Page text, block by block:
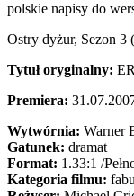
polskie napisy do
Ostry dyżur, Sezon
Tytuł oryginalny:
Premiera:
Wytwórnia: Warner
Gatunek: dramat
Format: 1.33:1 /
Kategoria filmu: